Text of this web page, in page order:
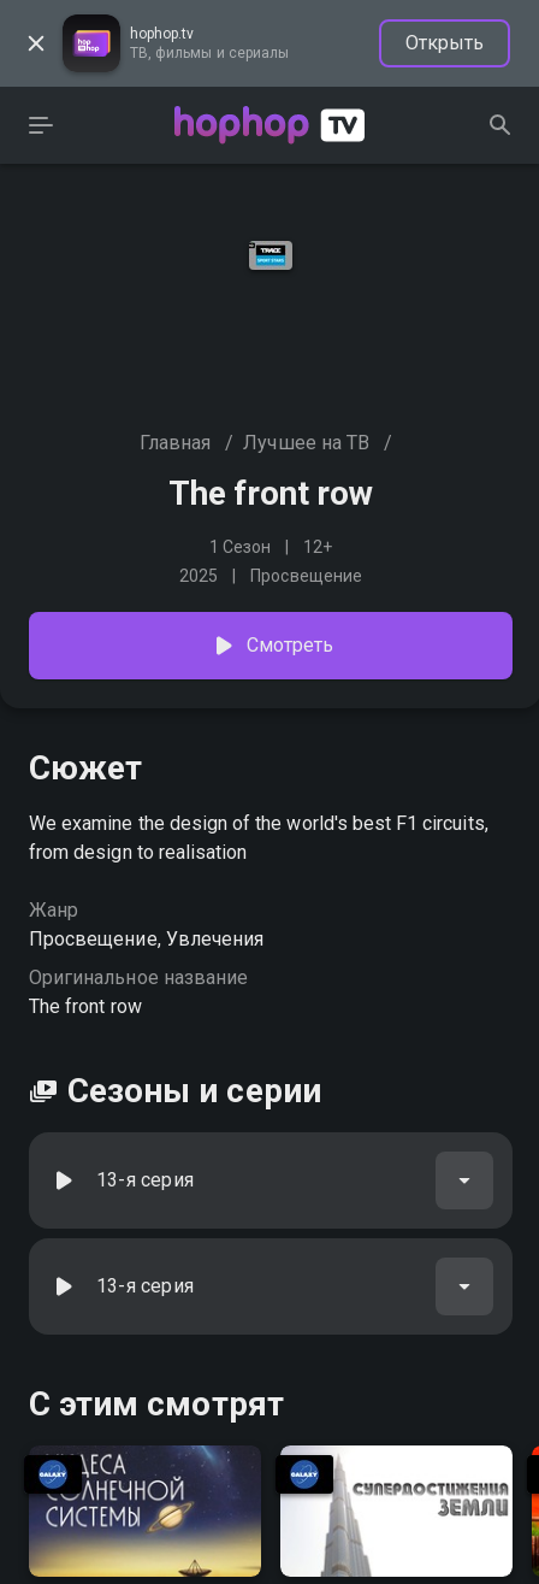
hophop.tv
ТВ, фильмы и сериалы
Открыть
Главная / Лучшее на ТВ /
The front row
1 Сезон
12+
2025
Просвещение
Смотреть
Сюжет
We examine the design of the world's best F1 circuits,
from design to realisation
Жанр
Просвещение, Увлечения
Оригинальное название
The front row
Сезоны и серии
13-я серия
13-я серия
С этим смотрят